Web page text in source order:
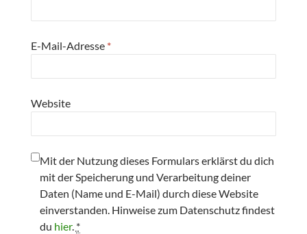
E-Mail-Adresse *
Website
Mit der Nutzung dieses Formulars erklärst du dich
mit der Speicherung und Verarbeitung deiner
Daten (Name und E-Mail) durch diese Website
einverstanden. Hinweise zum Datenschutz findest
du hier. *